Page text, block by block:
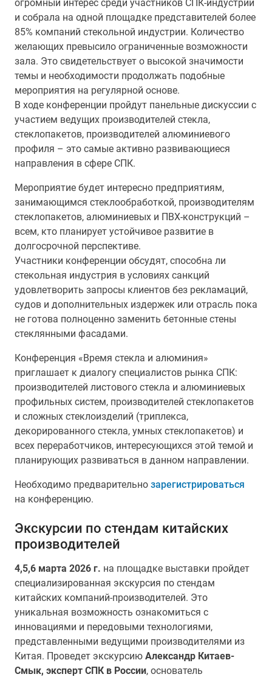
огромный интерес среди участников СПК-индустрии
и собрала на одной площадке представителей более
85% компаний стекольной индустрии. Количество
желающих превысило ограниченные возможности
зала. Это свидетельствует о высокой значимости
темы и необходимости продолжать подобные
мероприятия на регулярной основе.
В ходе конференции пройдут панельные дискуссии с
участием ведущих производителей стекла,
стеклопакетов, производителей алюминиевого
профиля – это самые активно развивающиеся
направления в сфере СПК.
Мероприятие будет интересно предприятиям,
занимающимся стеклообработкой, производителям
стеклопакетов, алюминиевых и ПВХ-конструкций –
всем, кто планирует устойчивое развитие в
долгосрочной перспективе.
Участники конференции обсудят, способна ли
стекольная индустрия в условиях санкций
удовлетворить запросы клиентов без рекламаций,
судов и дополнительных издержек или отрасль пока
не готова полноценно заменить бетонные стены
стеклянными фасадами.
Конференция «Время стекла и алюминия»
приглашает к диалогу специалистов рынка СПК:
производителей листового стекла и алюминиевых
профильных систем, производителей стеклопакетов
и сложных стеклоизделий (триплекса,
декорированного стекла, умных стеклопакетов) и
всех переработчиков, интересующихся этой темой и
планирующих развиваться в данном направлении.
Необходимо предварительно зарегистрироваться
на конференцию.
Экскурсии по стендам китайских
производителей
4,5,6 марта 2026 г. на площадке выставки пройдет
специализированная экскурсия по стендам
китайских компаний-производителей. Это
уникальная возможность ознакомиться с
инновациями и передовыми технологиями,
представленными ведущими производителями из
Китая. Проведет экскурсию Александр Китаев-
Смык, эксперт СПК в России, основатель